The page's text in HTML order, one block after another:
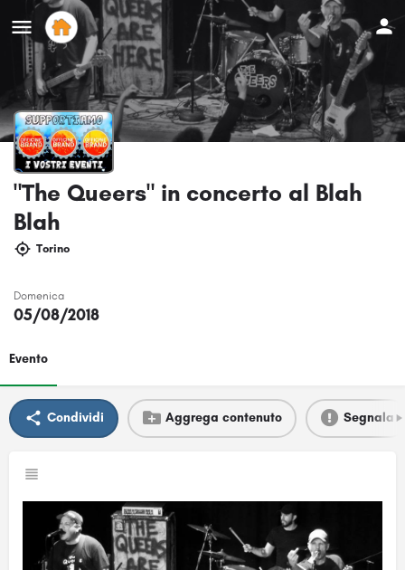
"The Queers" in concerto al Blah
Blah
Torino
Domenica
05/08/2018
Evento
Condividi Aggrega contenuto Segnala